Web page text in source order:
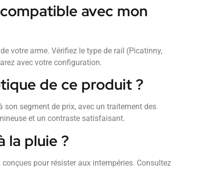
avec mon
votre arme. Vérifiez le type de rail (Picatinny,
avec votre configuration.
de ce produit ?
segment de prix, avec un traitement des
et un contraste satisfaisant.
la pluie ?
pour résister aux intempéries. Consultez